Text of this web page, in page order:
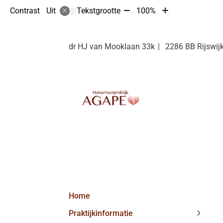
Contrast Uit Tekstgrootte Tekst
10%
100%
Tekst
10%
dr HJ van Mooklaan 33k 2286 BB
Home
Praktijkinformatie